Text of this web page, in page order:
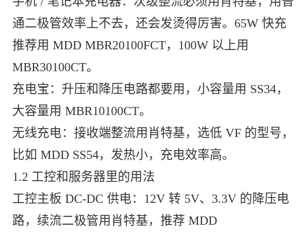
通二极管效率上不去，还会发烫得厉害。65W 快充
推荐用 MDD MBR20100FCT，100W 以上用
MBR30100CT。
充电宝：升压和降压电路都要用，小容量用 SS34，
大容量用 MBR10100CT。
无线充电：接收端整流用肖特基，选低 VF 的型号，
比如 MDD SS54，发热小，充电效率高。
1.2 工控和服务器里的用法
工控主板 DC-DC 供电：12V 转 5V、3.3V 的降压电
路，续流二极管用肖特基，推荐 MDD